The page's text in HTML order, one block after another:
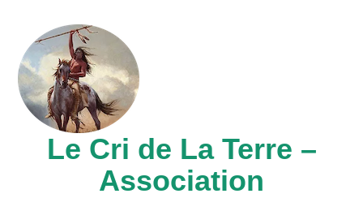
Le Cri de La Terre –
Association